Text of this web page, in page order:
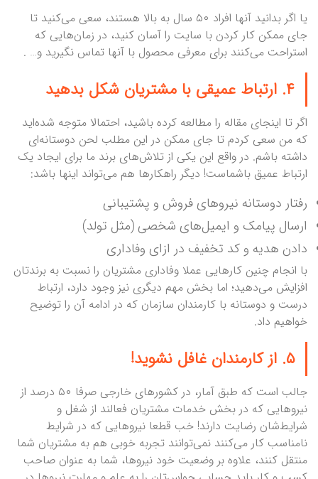
یا اگر بدانید آنها افراد ۵۰ سال به بالا هستند، سعی می‌کنید تا
جای ممکن کار کردن با سایت را آسان کنید، در زمان‌هایی که
استراحت می‌کنند برای معرفی محصول با آنها تماس نگیرید و… .
۴. ارتباط عمیقی با مشتریان شکل بدهید
اگر تا اینجای مقاله را مطالعه کرده باشید، احتمالا متوجه شده‌اید
که من سعی کردم تا جای ممکن در این مطلب لحن دوستانه‌ای
داشته باشم. در واقع این یکی از تلاش‌های برند ما برای ایجاد یک
ارتباط عمیق باشماست! دیگر راهکارها هم می‌تواند اینها باشد:
رفتار دوستانه نیروهای فروش و پشتیبانی
ارسال پیامک و ایمیل‌های شخصی (مثل تولد)
دادن هدیه و کد تخفیف در ازای وفاداری
با انجام چنین کارهایی عملا وفاداری مشتریان را نسبت به برندتان
افزایش می‌دهید؛ اما بخش مهم دیگری نیز وجود دارد، ارتباط
درست و دوستانه با کارمندان سازمان که در ادامه آن را توضیح
خواهیم داد.
۵. از کارمندان غافل نشوید!
جالب است که طبق آمار، در کشورهای خارجی صرفا ۵۰ درصد از
نیروهایی که در بخش خدمات مشتریان فعالند از شغل و
شرایط‌شان رضایت دارند! خب قطعا نیروهایی که در شرایط
نامناسب کار می‌کنند نمی‌توانند تجربه خوبی هم به مشتریان شما
منتقل کنند، علاوه بر وضعیت خود نیروها، شما به عنوان صاحب